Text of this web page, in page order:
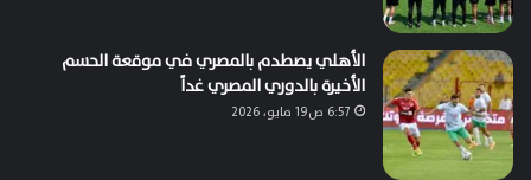
الأهلي يصطدم بالمصري في موقعة الحسم
الأخيرة بالدوري المصري غداً
6:57 ص19 مايو، 2026